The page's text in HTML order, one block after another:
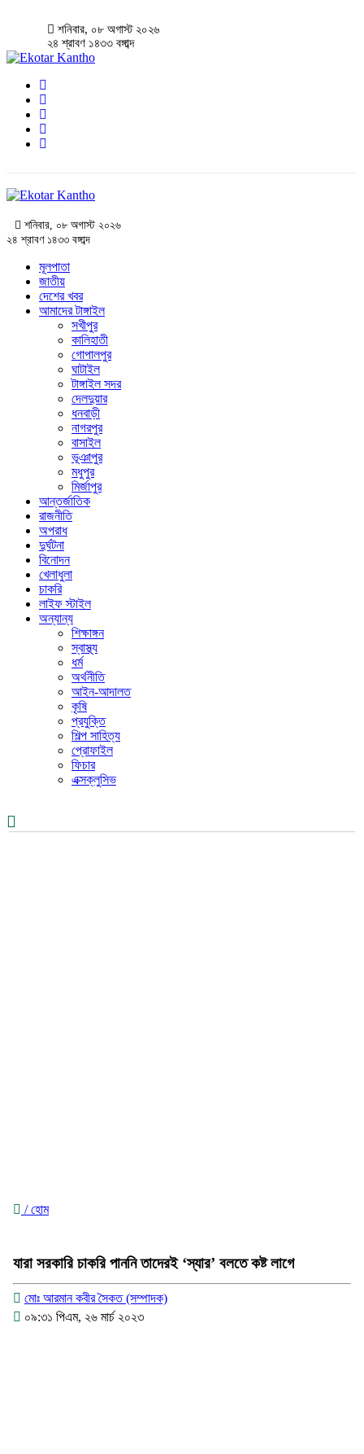
শনিবার, ০৮ অগাস্ট ২০২৬
২৪ শ্রাবণ ১৪৩৩ বঙ্গাব্দ
শনিবার, ০৮ অগাস্ট ২০২৬
২৪ শ্রাবণ ১৪৩৩ বঙ্গাব্দ
মূলপাতা
জাতীয়
দেশের খবর
আমাদের টাঙ্গাইল
সখীপুর
কালিহাতী
গোপালপুর
ঘাটাইল
টাঙ্গাইল সদর
দেলদুয়ার
ধনবাড়ী
নাগরপুর
বাসাইল
ভূঞাপুর
মধুপুর
মির্জাপুর
আন্তর্জাতিক
রাজনীতি
অপরাধ
দুর্ঘটনা
বিনোদন
খেলাধুলা
চাকরি
লাইফ স্টাইল
অন্যান্য
শিক্ষাঙ্গন
স্বাস্থ্য
ধর্ম
অর্থনীতি
আইন-আদালত
কৃষি
প্রযুক্তি
শিল্প সাহিত্য
প্রোফাইল
ফিচার
এক্সক্লুসিভ
/ হোম
যারা সরকারি চাকরি পাননি তাদেরই ‘স্যার’ বলতে কষ্ট লাগে
মোঃ আরমান কবীর সৈকত (সম্পাদক)
০৯:৩১ পিএম, ২৬ মার্চ ২০২৩